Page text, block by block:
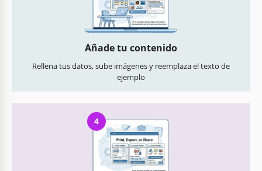
Añade tu contenido
Rellena tus datos, sube imágenes y reemplaza el texto de
ejemplo
4